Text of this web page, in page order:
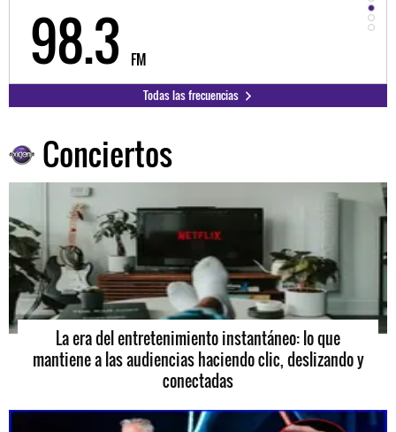
98.3 FM
Todas las frecuencias
Conciertos
La era del entretenimiento instantáneo: lo que
mantiene a las audiencias haciendo clic, deslizando y
conectadas